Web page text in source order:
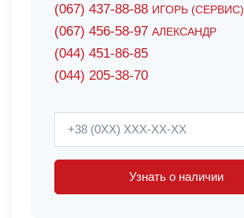
(067) 437-88-88 ИГОРЬ (СЕРВИС)
(067) 456-58-97 АЛЕКСАНДР
(044) 451-86-85
(044) 205-38-70
Узнать о наличии